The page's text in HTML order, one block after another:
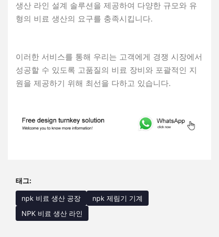
생산 라인 설계 솔루션을 제공하여 다양한 규모와 유
형의 비료 생산의 요구를 충족시킵니다.
이러한 서비스를 통해 우리는 고객에게 경쟁 시장에서
성공할 수 있도록 고품질의 비료 장비와 포괄적인 지
원을 제공하기 위해 최선을 다하고 있습니다.
태그:
npk 비료 생산 공장
npk 제림기 기계
NPK 비료 생산 라인